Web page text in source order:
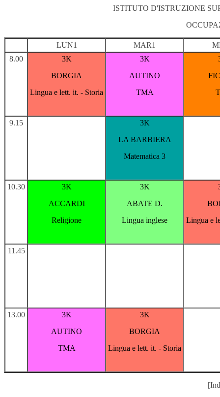
ISTITUTO D'ISTRUZIONE
LUN1 MAR1
8.00
3K
BORGIA
Lingua e lett. it. - Storia
3K
AUTINO
TMA
9.15
3K
LA BARBIERA
Matematica 3
10.30
3K
ACCARDI
Religione
3K
ABATE D.
Lingua inglese
Lingua e
11.45
13.00
3K
AUTINO
TMA
3K
BORGIA
Lingua e lett. it. - Storia